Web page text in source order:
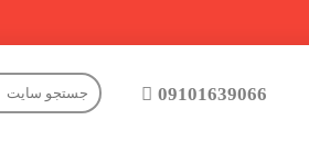
09101639066